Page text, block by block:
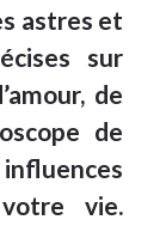
astres et
sur
de
de
vie.